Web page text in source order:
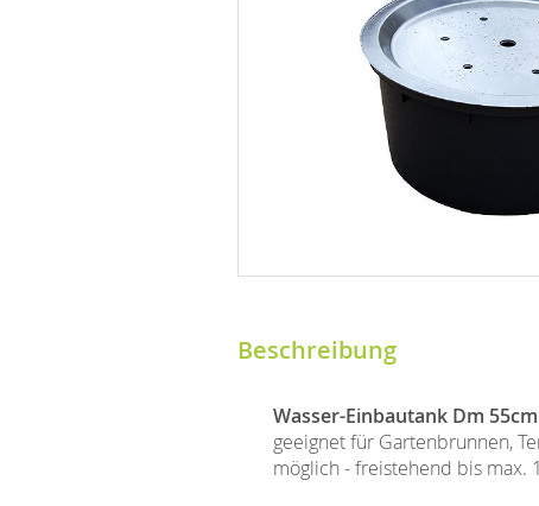
Beschreibung
Wasser-Einbautank Dm 55cm
geeignet für Gartenbrunnen,
möglich - freistehend bis max.